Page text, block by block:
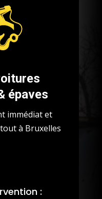
épaves
immédiat et
à Bruxelles
: